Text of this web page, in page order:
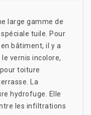
large gamme de
tuile. Pour
bâtiment, il y a
vernis incolore,
toiture
La
hydrofuge. Elle
les infiltrations